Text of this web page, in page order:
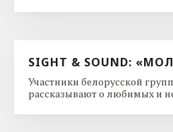
SIGHT & SOUND:
Участники белорусской
рассказывают о любимых и